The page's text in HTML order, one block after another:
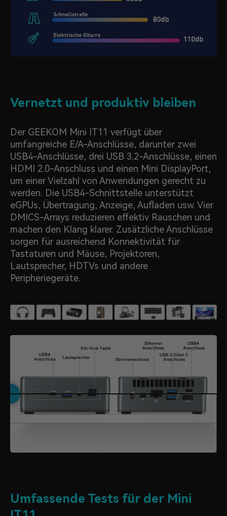
Vernetzt und produktiv bleiben
Der GEEKOM Mini IT11 verfügt über
umfangreiche E/A-Anschlüsse, darunter zwei
USB4-Anschlüsse, drei USB 3.2-Anschlüsse, einen
HDMI 2.0-Anschluss und einen Mini DisplayPort,
um einer Vielzahl von Anwendungen gerecht zu
werden. Die USB4-Schnittstelle unterstützt
eGPUs, Übertragung, Anzeige, Aufladen usw. Vier
DMICS-Arrays reduzieren effektiv Rauschen und
machen den Klang klarer. Zusätzliche Anschlüsse
sorgen für ausreichend Konnektivität für
Tastaturen und Mäuse, Projektoren,
Lautsprecher, HDTVs und andere
Peripheriegeräte.
Umfassende Tests für der Mini